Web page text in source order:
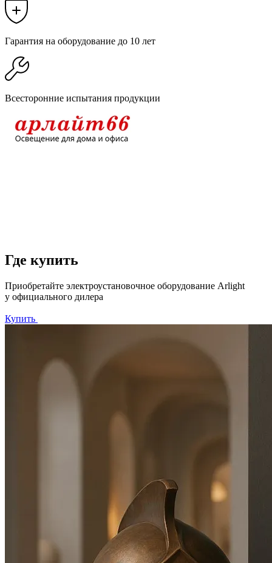
Гарантия на оборудование до 10 лет
Всесторонние испытания продукции
Где купить
Приобретайте электроустановочное оборудование Arlight
у официального дилера
Купить